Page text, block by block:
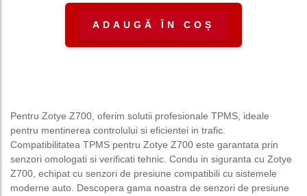
ADAUGĂ ÎN COȘ
Pentru Zotye Z700, oferim solutii profesionale TPMS, ideale
pentru mentinerea controlului si eficientei in trafic.
Compatibilitatea TPMS pentru Zotye Z700 este garantata prin
senzori omologati si verificati tehnic. Condu in siguranta cu Zotye
Z700, echipat cu senzori de presiune compatibili cu sistemele
moderne auto. Descopera gama noastra de senzori de presiune